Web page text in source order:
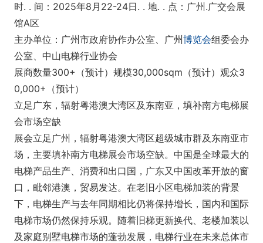
时. . 间：2025年8月22-24日. . 地. . 点：广州.广交会展
馆A区
主办单位：广州市政府协作办公室、广州博览会组委会办
公室、中山电梯行业协会
展商数量300+（预计）规模30,000sqm（预计）观众3
0,000+（预计）
立足广东，辐射粤港澳大湾区及东南亚，填补南方电梯展
会市场空缺
展会立足广州，辐射粤港澳大湾区超级城市群及东南亚市
场，主要填补南方电梯展会市场空缺。中国是全球最大的
电梯产品生产、消费和出口国，广东又中国改革开放的窗
口，毗邻港澳，贸易发达。在老旧小区电梯加装的背景
下，电梯生产与去年同期相比仍将保持增长，国内和国际
电梯市场仍然保持乐观。随着旧梯更新换代、老楼加装以
及家庭别墅电梯市场的蓬勃发展，电梯行业在未来总体市